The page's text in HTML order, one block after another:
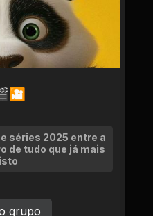
séries 2025 entre a
de tudo que já mais
grupo